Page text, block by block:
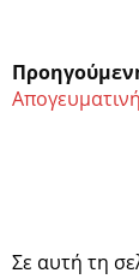
Απογευματινή
Σε αυτή τη